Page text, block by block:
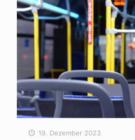
19. Dezember 2023